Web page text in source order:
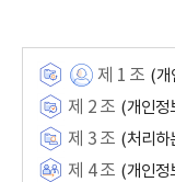
제 1 조 (개
제 2 조 (개인정
제 3 조 (처리하
제 4 조 (개인정